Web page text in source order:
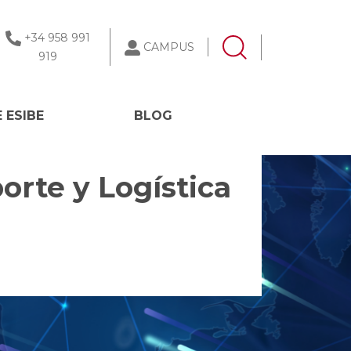
+34 958 991
919
CAMPUS
ESIBE BLOG
y Logística